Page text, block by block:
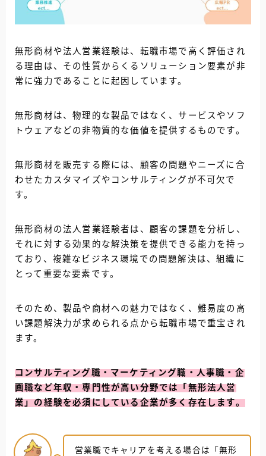
無形商材や法人営業経験は、転職市場で高く評価され
る理由は、その性質からくるソリューション要素が非
常に強力であることに起因しています。
無形商材は、物理的な製品ではなく、サービスやソフ
トウェアなどの非物質的な価値を提供するものです。
無形商材を販売する際には、顧客の問題やニーズに合
わせたカスタマイズやコンサルティングが不可欠で
す。
無形商材の法人営業経験者は、顧客の課題を分析し、
それに対する効果的な解決策を提供できる能力を持っ
ており、複雑なビジネス環境での問題解決は、組織に
とって重要な要素です。
そのため、製品や商材への魅力ではなく、難易度の高
い課題解決力が求められる点から転職市場で重宝され
ます。
コンサルティング職・マーケティング職・人事職・企
画職など年収・専門性が高い分野では「無形法人営
業」の経験を必須にしている企業が多く存在します。
営業職でキャリアを考える場合は「無形